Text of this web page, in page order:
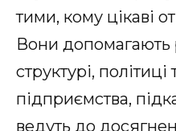
тими, кому цікаві
Вони допомагають
структурі, політиці
підприємства,
ведуть до